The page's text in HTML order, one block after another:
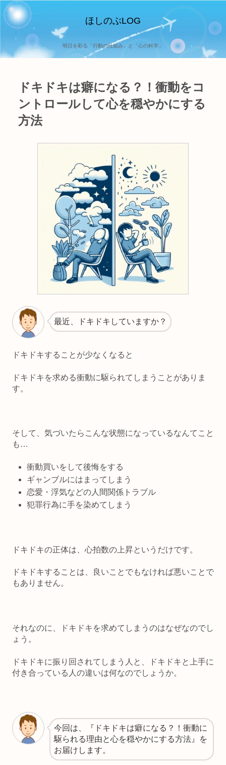
ほしのぶLOG
明日を彩る「行動の仕組み」と「心の科学」
ドキドキは癖になる？！衝動をコ
ントロールして心を穏やかにする
方法
最近、ドキドキしていますか？
ドキドキすることが少なくなると
ドキドキを求める衝動に駆られてしまう ことがありま
す。
そして、気づいたらこんな状態になっているなんてこと
も…
衝動買いをして後悔をする
ギャンブルにはまってしまう
恋愛・浮気などの人間関係トラブル
犯罪行為に手を染めてしまう
ドキドキの正体は、心拍数の上昇というだけです。
ドキドキすることは、良いことでもなければ悪いことで
もありません。
それなのに、ドキドキを求めてしまうのはなぜなのでし
ょう。
ドキドキに振り回されてしまう人と、ドキドキと上手に
付き合っている人の違いは何なのでしょうか。
今回は、『ドキドキは癖になる？！衝動に
駆られる理由と心を穏やかにする方法』を
お届けします。